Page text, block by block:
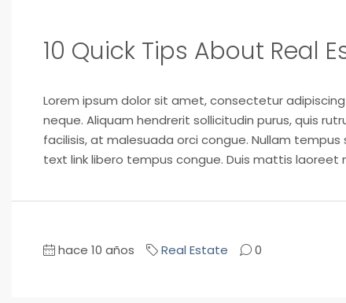
10 Quick Tips About Real
Lorem ipsum dolor sit amet, consectetur
neque. Aliquam hendrerit sollicitudin purus, quis
facilisis, at malesuada orci congue. Nullam
text link libero tempus congue. Duis mattis laoreet
hace 10 años Real Estate 0